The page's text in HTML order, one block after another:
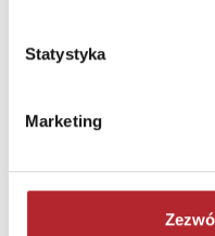
Statystyka
Marketing